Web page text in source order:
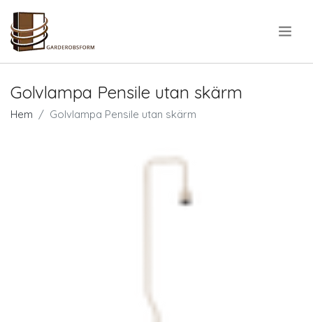
Golvlampa Pensile utan skärm
Hem Golvlampa Pensile utan skärm